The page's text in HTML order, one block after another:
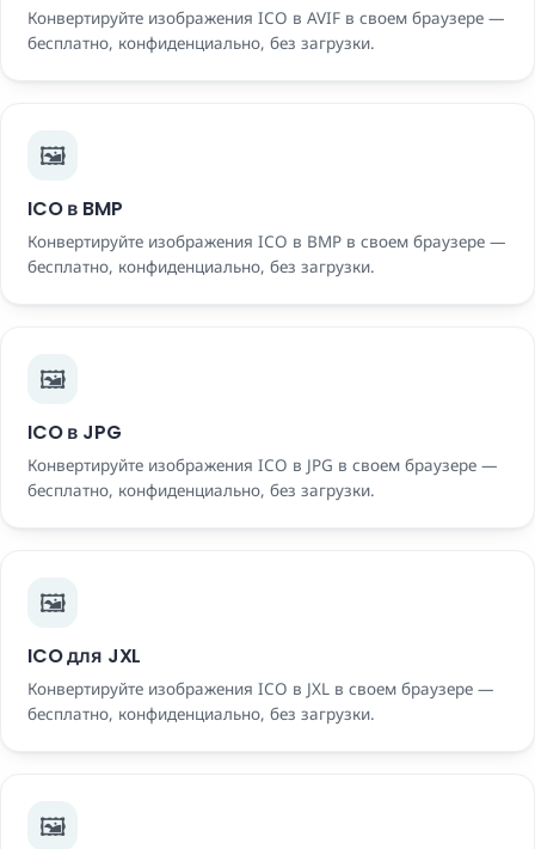
Конвертируйте изображения ICO в AVIF в своем браузере —
бесплатно, конфиденциально, без загрузки.
🖼️
ICO в BMP
Конвертируйте изображения ICO в BMP в своем браузере —
бесплатно, конфиденциально, без загрузки.
🖼️
ICO в JPG
Конвертируйте изображения ICO в JPG в своем браузере —
бесплатно, конфиденциально, без загрузки.
🖼️
ICO для JXL
Конвертируйте изображения ICO в JXL в своем браузере —
бесплатно, конфиденциально, без загрузки.
🖼️